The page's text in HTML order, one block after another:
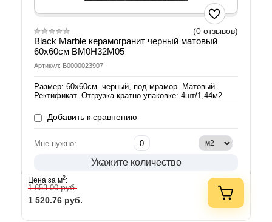
(0 отзывов)
Black Marble керамогранит черный матовый
60х60см BM0H32M05
Артикул: В0000023907
Размер: 60х60см. черный, под мрамор. Матовый.
Ректификат. Отгрузка кратно упаковке: 4шт/1,44м2
Добавить к сравнению
Мне нужно:
Укажите количество
Цена за м2:
1 653.00руб.
1 520.76 руб.